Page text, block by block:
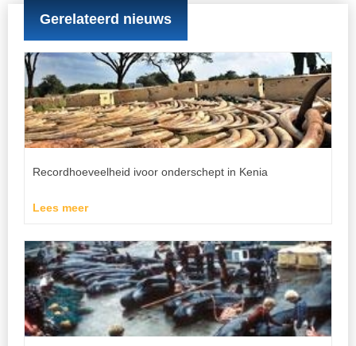
Gerelateerd nieuws
Recordhoeveelheid ivoor onderschept in Kenia
Lees meer